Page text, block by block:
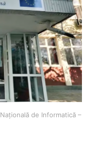
de Informatică –